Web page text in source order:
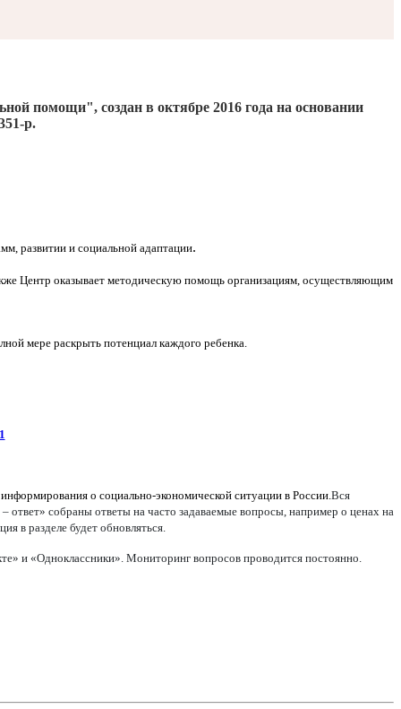
помощи", создан в октябре 2016года на основании
р.
развитии и социальной адаптации.
Центр оказывает методическую помощь организациям, осуществляющим
мере раскрыть потенциал каждого ребенка.
о социально-экономической ситуации в России. Вся
ответ» собраны ответы на часто задаваемые вопросы, например о ценах на
в разделе будет обновляться.
и «Одноклассники». Мониторинг вопросов проводится постоянно.